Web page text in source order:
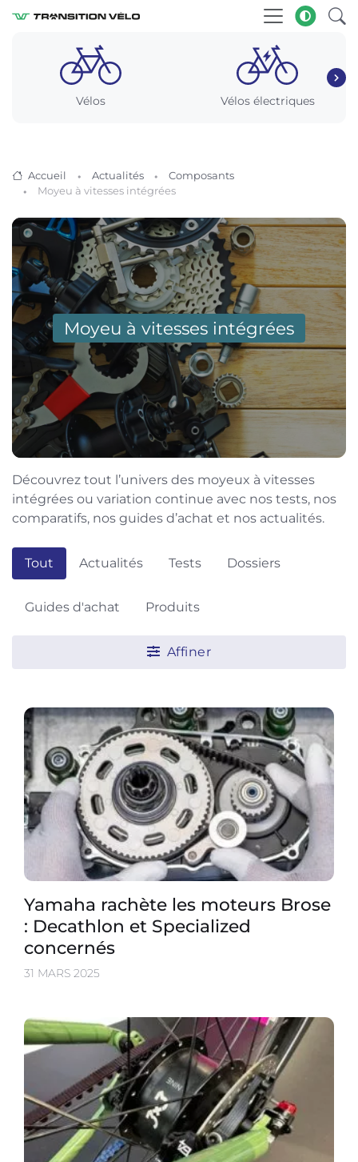
Vélos Vélos électriques
Accueil Actualités
Composants
Moyeu à vitesses intégrées
Moyeu à vitesses intégrées
Découvrez tout l’univers des moyeux à vitesses
intégrées ou variation continue avec nos tests, nos
comparatifs, nos guides d’achat et nos actualités.
Tout Actualités Tests Dossiers
Guides d'achat Produits
Affiner
Yamaha rachète les moteurs Brose
: Decathlon et Specialized
concernés
31 MARS 2025